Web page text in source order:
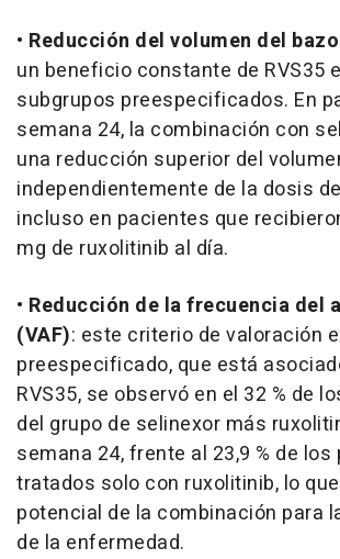
• Reducción del volumen del bazo
un beneficio constante de RVS35
subgrupos preespecificados. En
semana 24, la combinación con
una reducción superior del
independientemente de la dosis
incluso en pacientes que
mg de ruxolitinib al día.
• Reducción de la frecuencia del
(VAF): este criterio de valoración
preespecificado, que está
RVS35, se observó en el 32 % de
del grupo de selinexor más
semana 24, frente al 23,9 % de
tratados solo con ruxolitinib, lo
potencial de la combinación para
de la enfermedad.